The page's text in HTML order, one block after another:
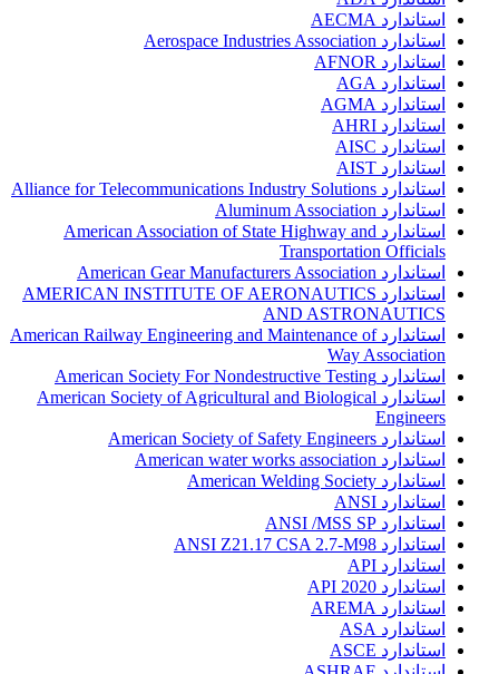
استاندارد AECMA
استاندارد Aerospace Industries Association
استاندارد AFNOR
استاندارد AGA
استاندارد AGMA
استاندارد AHRI
استاندارد AISC
استاندارد AIST
استاندارد Alliance for Telecommunications Industry Solutions
استاندارد Aluminum Association
استاندارد American Association of State Highway and
Transportation Officials
استاندارد American Gear Manufacturers Association
استاندارد AMERICAN INSTITUTE OF AERONAUTICS
AND ASTRONAUTICS
استاندارد American Railway Engineering and Maintenance of
Way Association
استاندارد American Society For Nondestructive Testing
استاندارد American Society of Agricultural and Biological
Engineers
استاندارد American Society of Safety Engineers
استاندارد American water works association
استاندارد American Welding Society
استاندارد ANSI
استاندارد ANSI /MSS SP
استاندارد ANSI Z21.17 CSA 2.7-M98
استاندارد API
استاندارد API 2020
استاندارد AREMA
استاندارد ASA
استاندارد ASCE